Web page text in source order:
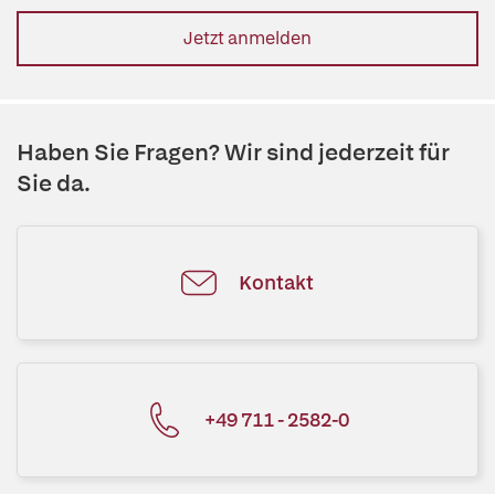
Jetzt anmelden
Haben Sie Fragen? Wir sind jederzeit für
Sie da.
Kontakt
+49 711 - 2582-0